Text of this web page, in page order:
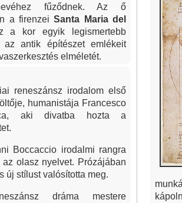
fűződnek. Az ő
a firenzeiSanta Maria del
a kor egyik legismertebb
az antik építészet emlékeit
elméletét.
reneszánsz irodalom első
humanistája Francesco
aki divatba hozta a
Boccaccio irodalmi rangra
az olasz nyelvet. Prózájában
új stílust valósította meg.
dráma mestere